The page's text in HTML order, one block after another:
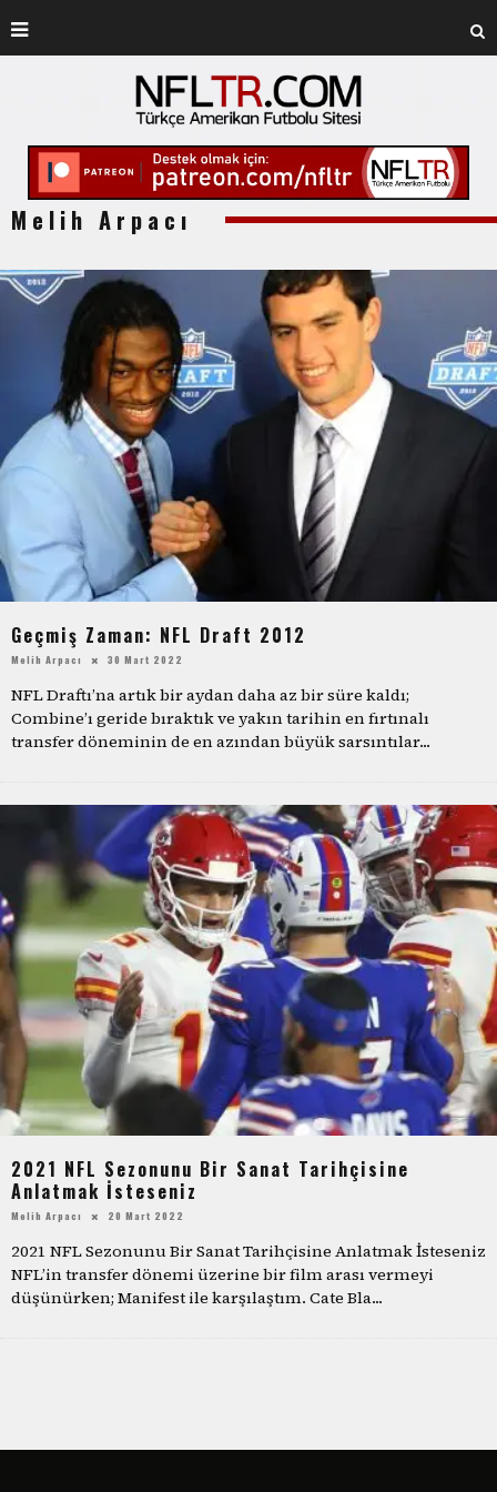
Melih Arpacı
Geçmiş Zaman: NFL Draft 2012
Melih Arpacı 30 Mart 2022
NFL Draftı’na artık bir aydan daha az bir süre kaldı;
Combine’ı geride bıraktık ve yakın tarihin en fırtınalı
transfer döneminin de en azından büyük sarsıntılar...
2021 NFL Sezonunu Bir Sanat Tarihçisine
Anlatmak İsteseniz
Melih Arpacı 20 Mart 2022
2021 NFL Sezonunu Bir Sanat Tarihçisine Anlatmak İsteseniz
NFL’in transfer dönemi üzerine bir film arası vermeyi
düşünürken; Manifest ile karşılaştım. Cate Bla...